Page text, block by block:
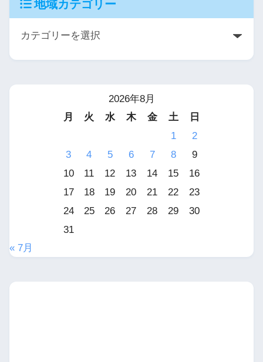
地域カテゴリー
2026年8月
月
火 水 木 金 土
日
1
2
3
4 5 6 7 8
9
10
11 12 13 14 15
16
17
18 19 20 21 22
23
24
25 26 27 28 29
30
31
« 7月